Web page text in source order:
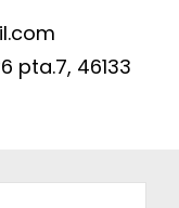
pta.7, 46133